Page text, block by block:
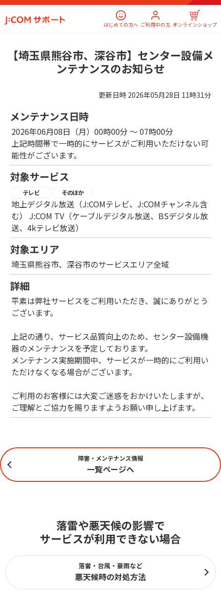
はじめての方へ ご利用中の方 オンラインショップ
【埼玉県熊谷市、深谷市】センター設備メ
ンテナンスのお知らせ
更新日時 2026年05月28日 11時31分
メンテナンス日時
2026年06月08日（月）00時00分 ～ 07時00分
上記時間帯で一時的にサービスがご利用いただけない可
能性がございます。
対象サービス
テレビ そのほか
地上デジタル放送（J:COMテレビ、J:COMチャンネル含
む） J:COM TV（ケーブルデジタル放送、BSデジタル放
送、4kテレビ放送）
対象エリア
埼玉県熊谷市、深谷市のサービスエリア全域
詳細
平素は弊社サービスをご利用いただき、誠にありがとう
ございます。
上記の通り、サービス品質向上のため、センター設備機
器のメンテナンスを予定しております。
メンテナンス実施期間中、サービスが一時的にご利用い
ただけなくなる場合がございます。
ご利用のお客様には大変ご迷惑をおかけいたしますが、
ご理解とご協力を賜りますようお願い申し上げます。
障害・メンテナンス情報
一覧ページへ
落雷や悪天候の影響で
サービスが利用できない場合
落雷・台風・豪雨など
悪天候時の対処方法